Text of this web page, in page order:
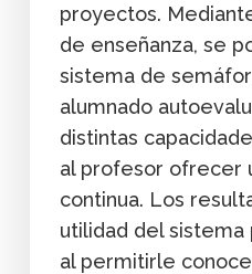
proyectos.
de enseñanza, se
sistema de
alumnado
distintas
al profesor ofrecer
continua. Los
utilidad del sistema
al permitirle